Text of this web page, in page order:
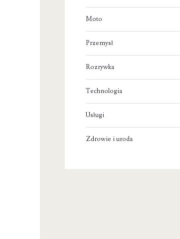
Moto
Przemysł
Rozrywka
Technologia
Usługi
Zdrowie i uroda